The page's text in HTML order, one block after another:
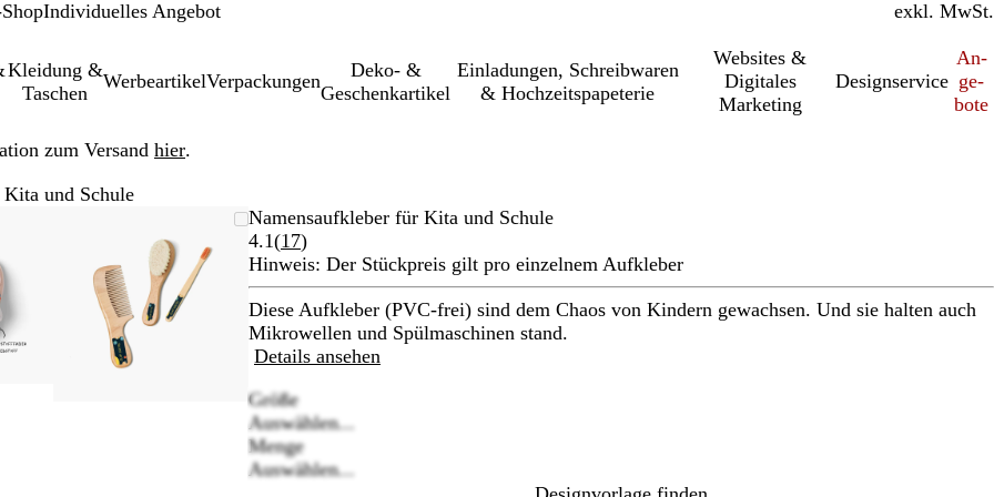
Individuelles Angebot inkl. MwSt.
exkl. MwSt.
Kleidung &
Taschen
WerbeartikelVerpackungen
Deko- &
Geschenkartikel
Einl­a­dung­en, Schreib­wa­ren
& Hochzeitspapeterie
Websites &
Digitales
Marketing
Designservice
An­­
ge­­
bo­­te
zum Versand hier.
und Schule
Vergrößer-/verkleinerbares
Bild
auf
Minimum
zum
Vergrößern
Verwenden
Sie
die
Tasten
+
und
Namensaufkleber für Kita und Schule
4.1(17Bewertungen
17
lesen
)
Hinweis: Der Stückpreis gilt pro einzelnem Aufkleber
Diese Aufkleber (PVC-frei) sind dem Chaos von Kindern gewachsen. Und sie halten auch
Mikrowellen und Spülmaschinen stand.
Details ansehen
Größe
Auswählen...
Menge
Auswählen...